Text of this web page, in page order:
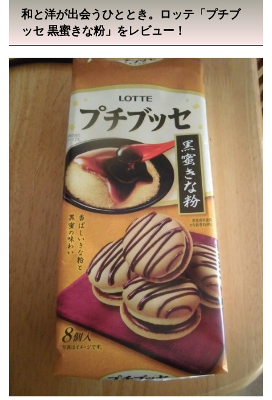
和と洋が出会うひととき。ロッテ「プチブ
ッセ 黒蜜きな粉」をレビュー！